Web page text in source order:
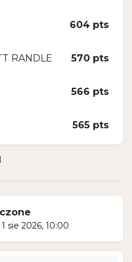
604 pts
RANDLE 570 pts
566 pts
565 pts
sie 2026, 10:00